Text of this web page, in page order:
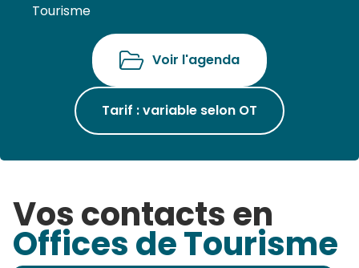
Tourisme
Voir l'agenda
Tarif : variable selon OT
Vos contacts en
Offices de Tourisme